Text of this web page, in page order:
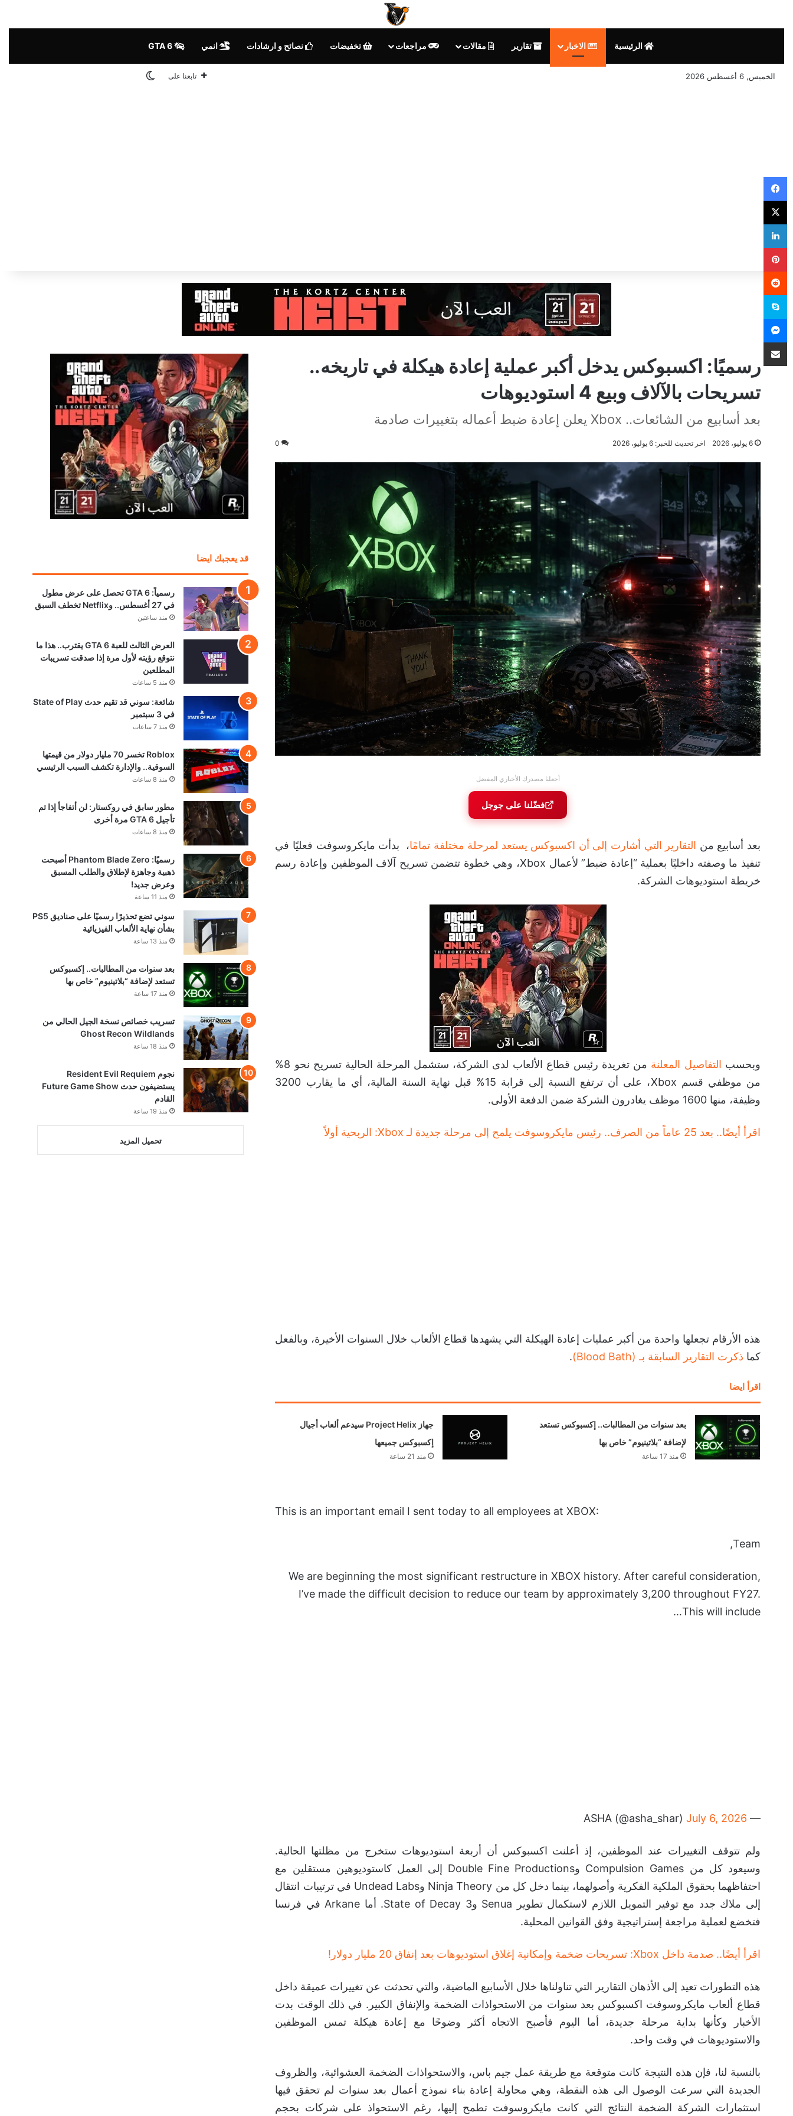
الرئيسية الاخبار تقارير مقالات مراجعات تخفيضات نصائح و ارشادات انمي
الخميس, 6 أغسطس 2026 تابعنا على الوضع المظلم
رسميًا: اكسبوكس يدخل أكبر عملية إعادة هيكلة في تاريخه..
تسريحات بالآلاف وبيع 4 استوديوهات
بعد أسابيع من الشائعات.. Xbox يعلن إعادة ضبط أعماله بتغييرات صادمة
6 يوليو، 2026 اخر تحديث للخبر: 6 يوليو، 2026 0
أجعلنا مصدرك الأخباري المفضل
فضّلنا على جوجل
بعد أسابيع من التقارير التي أشارت إلى أن اكسبوكس يستعد لمرحلة مختلفة تمامًا، بدأت مايكروسوفت فعليًا في
تنفيذ ما وصفته داخليًا بعملية “إعادة ضبط” لأعمال Xbox، وهي خطوة تتضمن تسريح آلاف الموظفين وإعادة رسم
خريطة استوديوهات الشركة.
وبحسب التفاصيل المعلنة
من تغريدة رئيس قطاع الألعاب لدى الشركة، ستشمل المرحلة الحالية تسريح نحو 8%
من موظفي قسم Xbox، على أن ترتفع النسبة إلى قرابة 15% قبل نهاية السنة المالية، أي ما يقارب 3200
وظيفة، منها 1600 موظف يغادرون الشركة ضمن الدفعة الأولى.
اقرأ أيضًا.. بعد 25 عاماً من الصرف.. رئيس مايكروسوفت يلمح إلى مرحلة جديدة لـ Xbox: الربحية أولاً
هذه الأرقام تجعلها واحدة من أكبر عمليات إعادة الهيكلة التي يشهدها قطاع الألعاب خلال السنوات الأخيرة، وبالفعل
كما ذكرت التقارير السابقة بـ (Blood Bath) .
اقرأ ايضا
بعد سنوات من المطالبات.. إكسبوكس تستعد
لإضافة “بلاتينيوم” خاص بها
منذ 17 ساعة
جهاز Project Helix سيدعم ألعاب أجيال
إكسبوكس جميعها
منذ 21 ساعة
This is an important email I sent today to all employees at XBOX:
Team,
We are beginning the most significant restructure in XBOX history. After careful consideration,
I’ve made the difficult decision to reduce our team by approximately 3,200 throughout FY27.
This will include…
— ASHA (@asha_shar)
July 6, 2026
ولم تتوقف التغييرات عند الموظفين، إذ أعلنت اكسبوكس أن أربعة استوديوهات ستخرج من مظلتها الحالية.
وسيعود كل من Compulsion Games وDouble Fine Productions إلى العمل كاستوديوهين مستقلين مع
احتفاظهما بحقوق الملكية الفكرية وأصولهما، بينما دخل كل من Ninja Theory وUndead Labs في ترتيبات انتقال
إلى ملاك جدد مع توفير التمويل اللازم لاستكمال تطوير Senua وState of Decay 3. أما Arkane في فرنسا
فتخضع لعملية مراجعة إستراتيجية وفق القوانين المحلية.
اقرأ أيضًا.. صدمة داخل Xbox: تسريحات ضخمة وإمكانية إغلاق استوديوهات بعد إنفاق 20 مليار دولار!
هذه التطورات تعيد إلى الأذهان التقارير التي تناولناها خلال الأسابيع الماضية، والتي تحدثت عن تغييرات عميقة داخل
قطاع ألعاب مايكروسوفت اكسبوكس بعد سنوات من الاستحواذات الضخمة والإنفاق الكبير. في ذلك الوقت بدت
الأخبار وكأنها بداية مرحلة جديدة، أما اليوم فأصبح الاتجاه أكثر وضوحًا مع إعادة هيكلة تمس الموظفين
والاستوديوهات في وقت واحد.
بالنسبة لنا، فإن هذه النتيجة كانت متوقعة مع طريقة عمل جيم باس، والاستحواذات الضخمة العشوائية، والظروف
الجديدة التي سرعت الوصول الى هذه النقطة، وهي محاولة إعادة بناء نموذج أعمال بعد سنوات لم تحقق فيها
استثمارات الشركة الضخمة النتائج التي كانت مايكروسوفت تطمح إليها، رغم الاستحواذ على شركات بحجم
قد يعجبك ايضا
رسمياً: GTA 6 تحصل على عرض مطول
في 27 أغسطس.. وNetflix تخطف السبق
منذ ساعتين
العرض الثالث للعبة GTA 6 يقترب.. هذا ما
نتوقع رؤيته لأول مرة إذا صدقت تسريبات
المطلعين
منذ 5 ساعات
شائعة: سوني قد تقيم حدث State of Play
في 3 سبتمبر
منذ 7 ساعات
Roblox تخسر 70 مليار دولار من قيمتها
السوقية.. والإدارة تكشف السبب الرئيسي
منذ 8 ساعات
مطور سابق في روكستار: لن أتفاجأ إذا تم
تأجيل GTA 6 مرة أخرى
منذ 8 ساعات
رسميًا: Phantom Blade Zero أصبحت
ذهبية وجاهزة لإطلاق والطلب المسبق
وعرض جديد!
منذ 11 ساعة
سوني تضع تحذيرًا رسميًا على صناديق PS5
بشأن نهاية الألعاب الفيزيائية
منذ 13 ساعة
بعد سنوات من المطالبات.. إكسبوكس
تستعد لإضافة “بلاتينيوم” خاص بها
منذ 17 ساعة
تسريب خصائص نسخة الجيل الحالي من
Ghost Recon Wildlands
منذ 18 ساعة
نجوم Resident Evil Requiem
يستضيفون حدث Future Game Show
القادم
منذ 19 ساعة
تحميل المزيد
فيسبوك
‫X
لينكدإن
بينتيريست
سكايب
ماسنجر
مشاركة عبر البريد